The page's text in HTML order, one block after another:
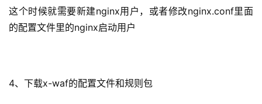
这个时候就需要新建nginx用户，或者修改nginx.conf里面
的配置文件里的nginx启动用户
4、下载x-waf的配置文件和规则包